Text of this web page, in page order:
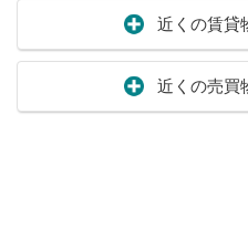
近くの賃貸
近くの売買